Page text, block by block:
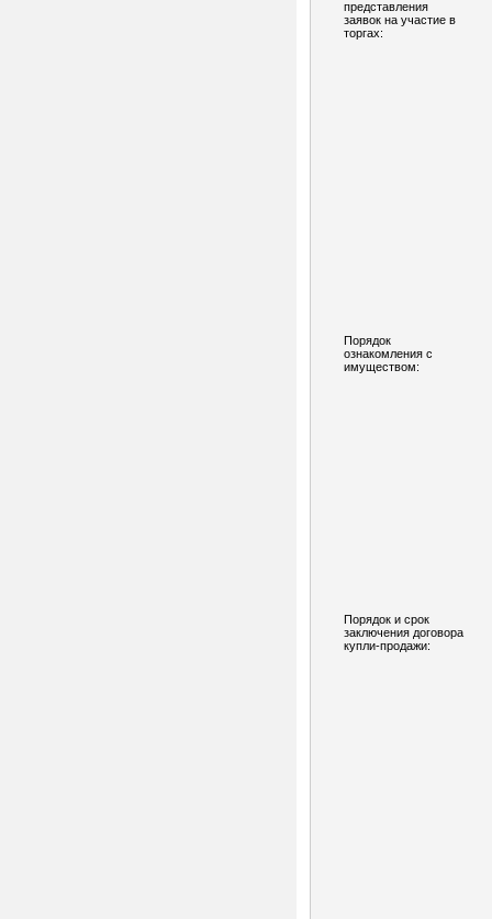
представления
заявок на участие в
торгах:
Порядок
ознакомления с
имуществом:
Порядок и срок
заключения договора
купли-продажи: